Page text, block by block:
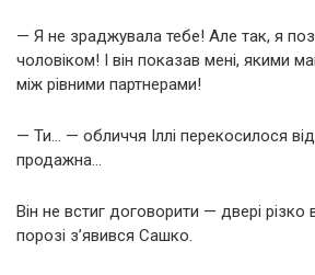
— Я не зраджувала тебе! Але так, я
чоловіком! І він показав мені, якими
між рівними партнерами!
— Ти… — обличчя Іллі перекосилося від
продажна…
Він не встиг договорити — двері різко
порозі з’явився Сашко.